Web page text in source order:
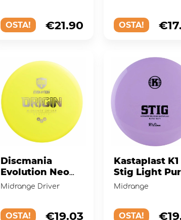
White
OSTA! €21.90 OSTA!
Discmania
Evolution Neo
Origin Yellow
Midrange Driver
OSTA! €19.03
Kastaplast K1
Stig Light
Midrange
OSTA!